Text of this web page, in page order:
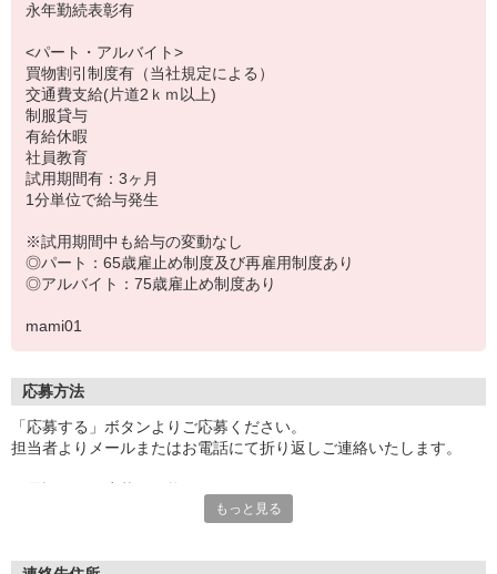
永年勤続表彰有
<パート・アルバイト>
買物割引制度有（当社規定による）
交通費支給(片道2ｋｍ以上)
制服貸与
有給休暇
社員教育
試用期間有：3ヶ月
1分単位で給与発生
※試用期間中も給与の変動なし
◎パート：65歳雇止め制度及び再雇用制度あり
◎アルバイト：75歳雇止め制度あり
mami01
応募方法
「応募する」ボタンよりご応募ください。
担当者よりメールまたはお電話にて折り返しご連絡いたします。
※連絡先TELの記載がある場合のみ
もっと見る